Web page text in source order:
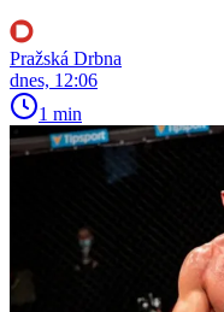
Pražská Drbna
dnes, 12:06
1 min